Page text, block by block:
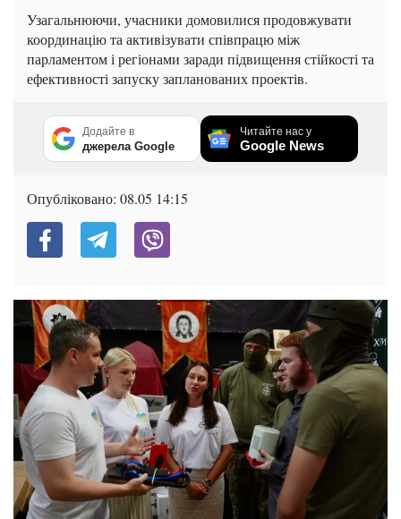
Узагальнюючи, учасники домовилися продовжувати
координацію та активізувати співпрацю між
парламентом і регіонами заради підвищення стійкості та
ефективності запуску запланованих проектів.
Додайте в
джерела Google
Читайте нас у
Google News
Опубліковано: 08.05 14:15